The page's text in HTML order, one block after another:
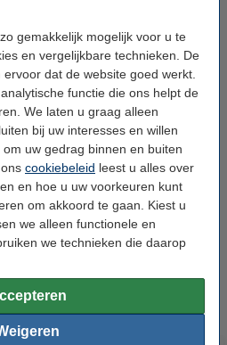
gemakkelijk mogelijk voor u te
en vergelijkbare technieken. De
dat de website goed werkt.
functie die ons helpt de
We laten u graag alleen
bij uw interesses en willen
uw gedrag binnen en buiten
cookiebeleid leest u alles over
en hoe u uw voorkeuren kunt
om akkoord te gaan. Kiest u
we alleen functionele en
we technieken die daarop
51 x 78 mm (LxBxH)
apparaat
producten